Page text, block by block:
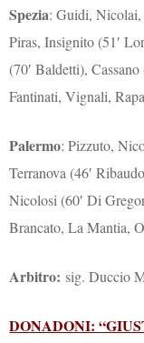
Spezia: Guidi,
Piras, Insignito (51′
(70′ Baldetti),
Fantinati, Vignali,
Palermo: Pizzuto,
Terranova (46′
Nicolosi (60′ Di
Brancato, La Mantia,
Arbitro:sig. Duccio
DONADONI: